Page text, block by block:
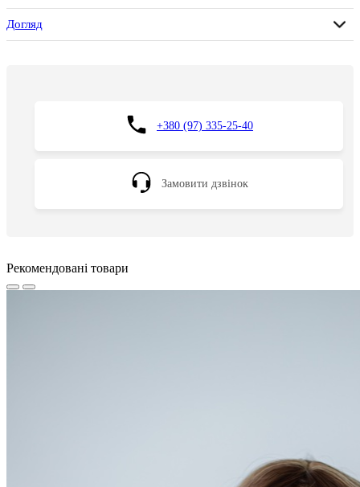
Догляд
+380 (97) 335-25-40
Замовити дзвінок
Рекомендовані товари